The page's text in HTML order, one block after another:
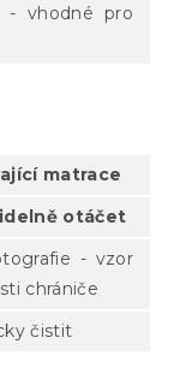
- vhodné pro
matrace
otáčet
- vzor
chrániče
čistit